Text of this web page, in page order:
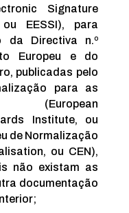
Signature
EESSI), para
da Directiva n.º
Europeu e do
publicadas pelo
para as
(European
Institute, ou
de Normalização
ou CEN),
não existam as
documentação